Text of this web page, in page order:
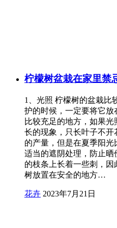
柠檬树盆栽在家里禁
1、光照 柠檬树的盆栽比
护的时候，一定要将它
比较充足的地方，如果
长的现象，只长叶子不
的产量，但是在夏季阳
适当的遮阴处理，防止晒
的枝条上长着一些刺，
树放置在安全的地方…
花卉 2023年7月21日